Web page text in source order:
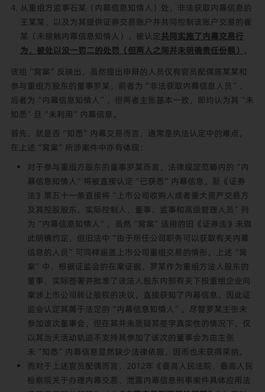
从重组方监事石某（内幕信息知情人）处，非法获取内幕信息的
王某某，以及为其提供证券交易账户并共同控制该账户交易的崔
某（未接触内幕信息知情人），被认定共同实施了内幕交易行
为，被处以没一罚二的处罚（但两人之间并未明确责任份额） 。
该组“窝案”反映出，虽然提出申辩的人员仅有官员配偶陈某某和
参与重组方股东的董事罗某，前者为“非法获取内幕信息人员”、
后者为“内幕信息知情人”，但两者主张基本一致，即均认为其“未
知悉”且“未利用”内幕信息。
首先，就是否“知悉”内幕交易而言，通常是执法认定中的难点，
在上述“窝案”所涉案件中亦有体现：
对于参与重组方股东的董事罗某而言，法律规定范畴内的“内
幕信息知情人”将被直接认定“已获悉”内幕信息。新《证券
法》第五十一条直接将“上市公司收购人或者重大资产交易方
及其控股股东、实际控制人、董事、监事和高级管理人员”列
为“内幕信息知情人”，虽然“窝案”适用的旧《证券法》未做
此明确约定，但旧法中“由于所任公司职务可以获取有关内幕
信息的人员”可同样涵盖上市公司重组交易的情形。上述“窝
案”中，根据证监会的在案证据，罗某作为重组方法人股东的
董事，实际签署并批准了该法人股东内部有关下投重组企业向
案涉上市公司转让股权的决议，直接获知了内幕信息，因此证
监会认定其属于法定的“内幕信息知情人”。尽管罗某主张未
参加该次董事会，但在其并未质疑其签字真实性的情况下，仅
以其当天活动轨迹不支持其参加了该次的董事会为由主张
未“知悉”内幕信息显然缺少法律依据，因而也未获得采纳。
而对于上述官员配偶而言，2012年《最高人民法院、最高人民
检察院关于办理内幕交易、泄露内幕信息刑事案件具体应用法